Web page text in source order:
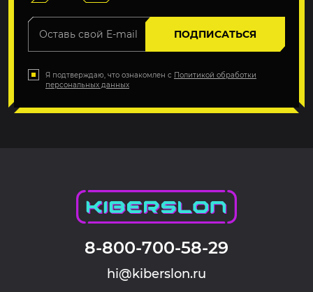
ПОДПИСАТЬСЯ
Я подтверждаю, что ознакомлен с Политикой обработки
персональных данных
8-800-700-58-29
hi@kiberslon.ru